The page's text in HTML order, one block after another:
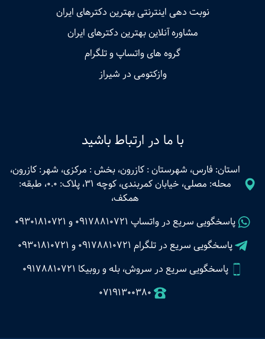
نوبت‌ دهی اینترنتی بهترین دکترهای ایران
مشاوره آنلاین بهترین دکترهای ایران
گروه های واتساپ و تلگرام
وازکتومی در شیراز
با ما در ارتباط باشید
استان: فارس، شهرستان : کازرون، بخش : مرکزی، شهر: کازرون،
محله: مصلی، خیابان کمربندی، کوچه 31، پلاک: 0.0، طبقه:
همکف،
پاسخگویی سریع در واتساپ 09178810721 و 09301810721
پاسخگویی سریع در تلگرام 09178810721 و 09301810721
پاسخگویی سریع در سروش، بله و روبیکا 09178810721
07191300380